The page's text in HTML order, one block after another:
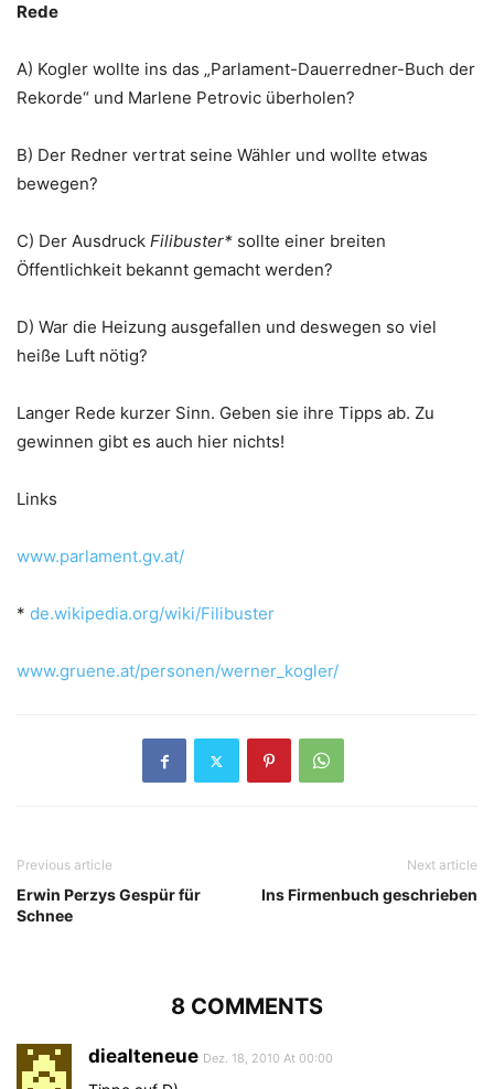
Rede
A) Kogler wollte ins das „Parlament-Dauerredner-Buch der
Rekorde“ und Marlene Petrovic überholen?
B) Der Redner vertrat seine Wähler und wollte etwas
bewegen?
C) Der Ausdruck Filibuster* sollte einer breiten
Öffentlichkeit bekannt gemacht werden?
D) War die Heizung ausgefallen und deswegen so viel
heiße Luft nötig?
Langer Rede kurzer Sinn. Geben sie ihre Tipps ab. Zu
gewinnen gibt es auch hier nichts!
Links
www.parlament.gv.at/
* de.wikipedia.org/wiki/Filibuster
www.gruene.at/personen/werner_kogler/
Previous article
Erwin Perzys Gespür für
Schnee
Next article
Ins Firmenbuch geschrieben
8 COMMENTS
diealteneue Dez. 18, 2010 At 00:00